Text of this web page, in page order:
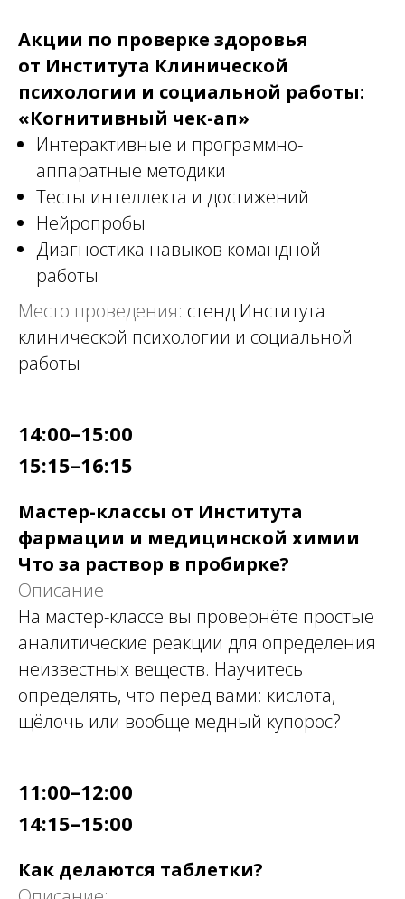
Акции по проверке здоровья
от Института Клинической
психологии и социальной работы:
«Когнитивный чек-ап»
Интерактивные и программно-
аппаратные методики
Тесты интеллекта и достижений
Нейропробы
Диагностика навыков командной
работы
Место проведения: стенд Института
клинической психологии и социальной
работы
14:00–15:00
15:15–16:15
Мастер-классы от Института
фармации и медицинской химии
Что за раствор в пробирке?
Описание
На мастер-классе вы провернёте простые
аналитические реакции для определения
неизвестных веществ. Научитесь
определять, что перед вами: кислота,
щёлочь или вообще медный купорос?
11:00–12:00
14:15–15:00
Как делаются таблетки?